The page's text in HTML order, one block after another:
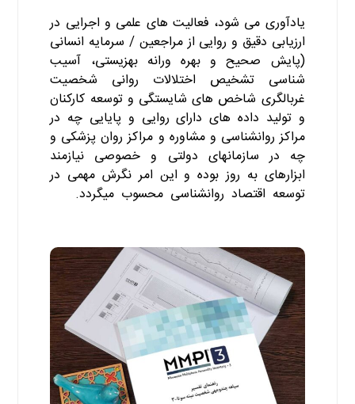
یادآوری می شود، فعالیت های علمی و اجرایی در
ارزیابی دقیق و روایی از مراجعین / سرمایه انسانی
(پایش صحیح و بهره ورانه بهزیستی، آسیب
شناسی تشخیص اختلالات روانی شخصیت
غربالگری شاخص های شایستگی و توسعه کارکنان
و تولید داده های دارای روایی و پایایی چه در
مراکز روانشناسی و مشاوره و مراکز روان پزشکی و
چه در سازمانهای دولتی و خصوصی نیازمند
ابزارهای به روز بوده و این امر نگرش مهمی در
توسعه اقتصاد روانشناسی محسوب میگردد.